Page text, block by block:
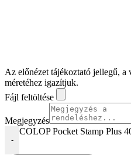
Az előnézet tájékoztató jellegű, a
méretéhez igazítjuk.
Fájl feltöltése
Megjegyzés
-
COLOP Pocket Stamp Plus